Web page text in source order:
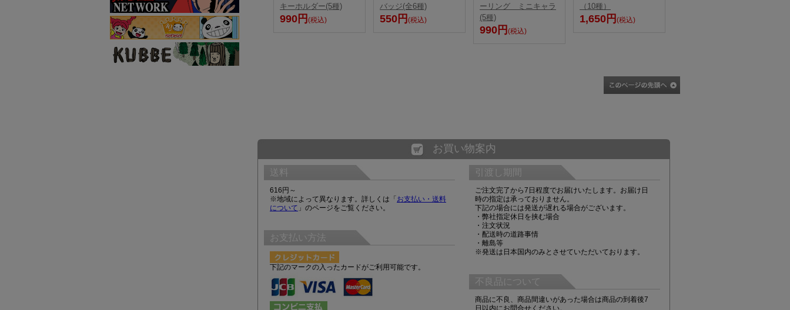
キーホルダー(5種)
990円 (税込)
バッジ(全6種)
550円 (税込)
ーリング ミニキャラ
(5種)
990円 (税込)
（10種）
1,650円 (税込)